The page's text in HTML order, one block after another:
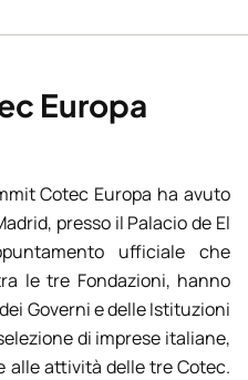
Europa
Cotec Europa ha avuto
presso il Palacio de El
ufficiale che
le tre Fondazioni, hanno
Governi e delle Istituzioni
di imprese italiane,
alle attività delle tre Cotec.